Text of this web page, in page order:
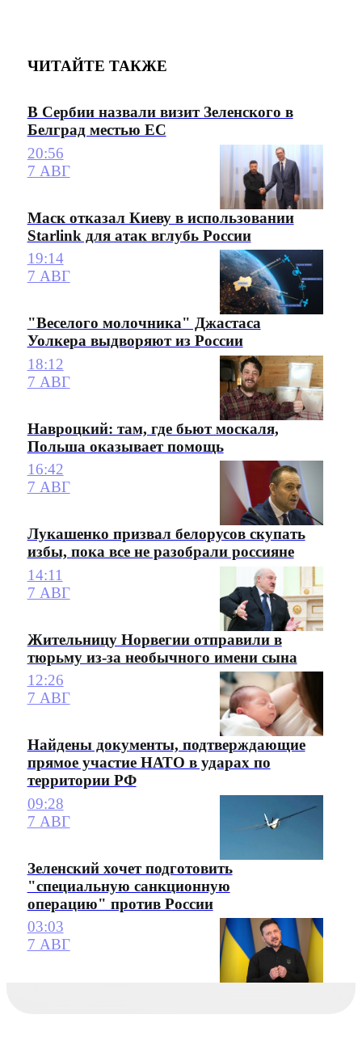
ЧИТАЙТЕ ТАКЖЕ
В Сербии назвали визит Зеленского в
Белград местью ЕС
20:56
7 АВГ
Маск отказал Киеву в использовании
Starlink для атак вглубь России
19:14
7 АВГ
"Веселого молочника" Джастаса
Уолкера выдворяют из России
18:12
7 АВГ
Навроцкий: там, где бьют москаля,
Польша оказывает помощь
16:42
7 АВГ
Лукашенко призвал белорусов скупать
избы, пока все не разобрали россияне
14:11
7 АВГ
Жительницу Норвегии отправили в
тюрьму из-за необычного имени сына
12:26
7 АВГ
Найдены документы, подтверждающие
прямое участие НАТО в ударах по
территории РФ
09:28
7 АВГ
Зеленский хочет подготовить
"специальную санкционную
операцию" против России
03:03
7 АВГ